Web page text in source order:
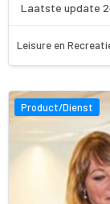
Laatste update
Leisure en
Product/Dienst